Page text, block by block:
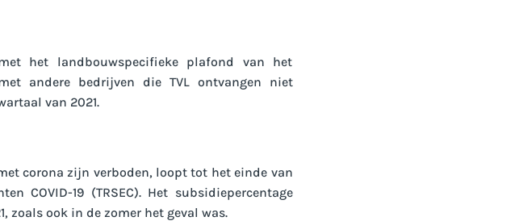
het landbouwspecifieke plafond van het
andere bedrijven die TVL ontvangen niet
van 2021.
corona zijn verboden, loopt tot het einde van
COVID-19 (TRSEC). Het subsidiepercentage
zoals ook in de zomer het geval was.